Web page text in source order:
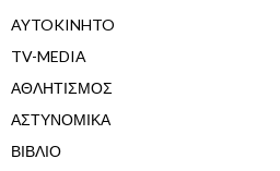
AYTOKINHTO
TV-MEDIA
ΑΘΛΗΤΙΣΜΟΣ
ΑΣΤΥΝΟΜΙΚΑ
ΒΙΒΛΙΟ